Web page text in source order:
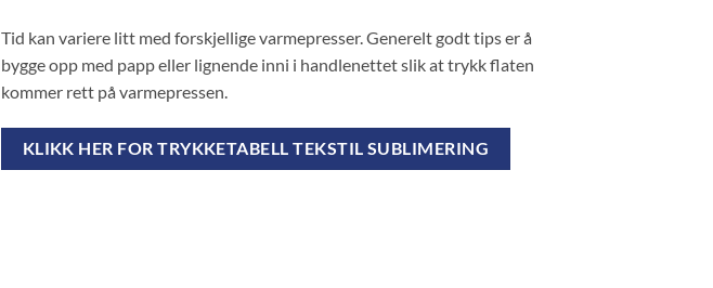
Tid kan variere litt med forskjellige varmepresser. Generelt godt tips er å
bygge opp med papp eller lignende inni i handlenettet slik at trykk flaten
kommer rett på varmepressen.
KLIKK HER FOR TRYKKETABELL TEKSTIL SUBLIMERING